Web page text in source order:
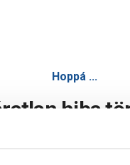
Hoppá ...
hiba